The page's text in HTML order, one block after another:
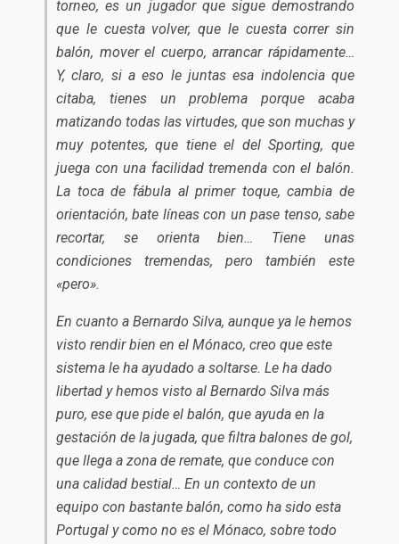
torneo, es un jugador que sigue demostrando
que le cuesta volver, que le cuesta correr sin
balón, mover el cuerpo, arrancar rápidamente…
Y, claro, si a eso le juntas esa indolencia que
citaba, tienes un problema porque acaba
matizando todas las virtudes, que son muchas y
muy potentes, que tiene el del Sporting, que
juega con una facilidad tremenda con el balón.
La toca de fábula al primer toque, cambia de
orientación, bate líneas con un pase tenso, sabe
recortar, se orienta bien… Tiene unas
condiciones tremendas, pero también este
«pero».
En cuanto a Bernardo Silva, aunque ya le hemos
visto rendir bien en el Mónaco, creo que este
sistema le ha ayudado a soltarse. Le ha dado
libertad y hemos visto al Bernardo Silva más
puro, ese que pide el balón, que ayuda en la
gestación de la jugada, que filtra balones de gol,
que llega a zona de remate, que conduce con
una calidad bestial… En un contexto de un
equipo con bastante balón, como ha sido esta
Portugal y como no es el Mónaco, sobre todo